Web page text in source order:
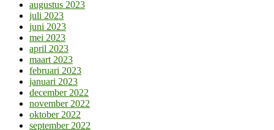
augustus 2023
juli 2023
juni 2023
mei 2023
april 2023
maart 2023
februari 2023
januari 2023
december 2022
november 2022
oktober 2022
september 2022